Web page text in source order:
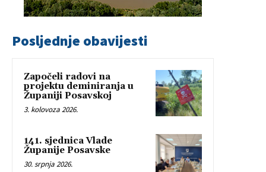
Posljednje obavijesti
Započeli radovi na
projektu deminiranja u
Županiji Posavskoj
3. kolovoza 2026.
141. sjednica Vlade
Županije Posavske
30. srpnja 2026.